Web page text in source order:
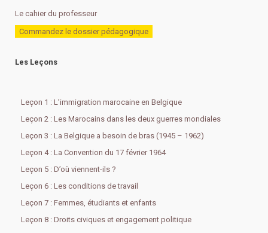
Le cahier du professeur
Commandez le dossier pédagogique
Les Leçons
Leçon 1 : L’immigration marocaine en Belgique
Leçon 2 : Les Marocains dans les deux guerres mondiales
Leçon 3 : La Belgique a besoin de bras (1945 – 1962)
Leçon 4 : La Convention du 17 février 1964
Leçon 5 : D’où viennent-ils ?
Leçon 6 : Les conditions de travail
Leçon 7 : Femmes, étudiants et enfants
Leçon 8 : Droits civiques et engagement politique